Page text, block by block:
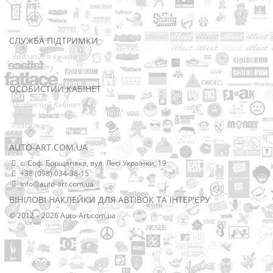
СЛУЖБА ПІДТРИМКИ
Зв’язатися з нами
Мапа сайту
ОСОБИСТИЙ КАБІНЕТ
Особистий Кабінет
Історія замовлень
Розсилка
AUTO-ART.COM.UA
с. Соф. Борщагівка, вул. Лесі Українки, 19
+38 (098) 034-38-15
info@auto-art.com.ua
ВІНІЛОВІ НАКЛЕЙКИ ДЛЯ АВТІВОК ТА ІНТЕР'ЄРУ
© 2012 – 2026 Auto-Art.com.ua